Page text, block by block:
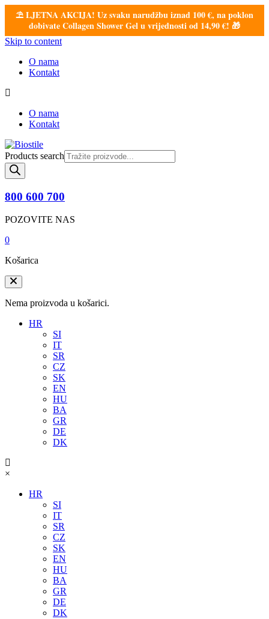
⛱️ LJETNA AKCIJA! Uz svaku narudžbu iznad 100 €, na poklon
dobivate Collagen Shower Gel u vrijednosti od 14,90 €! 🎁
Skip to content
O nama
Kontakt
O nama
Kontakt
Products search
800 600 700
POZOVITE NAS
0
Košarica
Nema proizvoda u košarici.
HR
SI
IT
SR
CZ
SK
EN
HU
BA
GR
DE
DK
×
HR
SI
IT
SR
CZ
SK
EN
HU
BA
GR
DE
DK